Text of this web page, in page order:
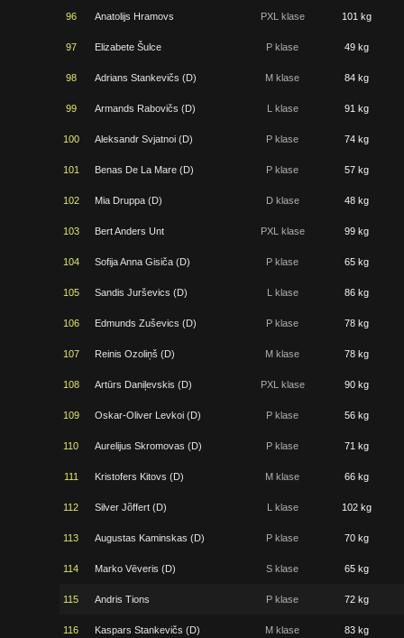
96 Anatolijs Hramovs PXL klase 101 kg
97 Elizabete Šulce P klase 49 kg
98 Adrians Stankevičs (D) M klase 84 kg
99 Armands Rabovičs (D) L klase 91 kg
100 Aleksandr Svjatnoi (D) P klase 74 kg
101 Benas De La Mare (D) P klase 57 kg
102 Mia Druppa (D) D klase 48 kg
103 Bert Anders Unt PXL klase 99 kg
104 Sofija Anna Gisiča (D) P klase 65 kg
105 Sandis Jurševics (D) L klase 86 kg
106 Edmunds Zuševics (D) P klase 78 kg
107 Reinis Ozoliņš (D) M klase 78 kg
108 Artūrs Daniļevskis (D) PXL klase 90 kg
109 Oskar-Oliver Levkoi (D) P klase 56 kg
110 Aurelijus Skromovas (D) P klase 71 kg
111 Kristofers Kitovs (D) M klase 66 kg
112 Silver Jõffert (D) L klase 102 kg
113 Augustas Kaminskas (D) P klase 70 kg
114 Marko Vēveris (D) S klase 65 kg
115 Andris Tions P klase 72 kg
116 Kaspars Stankevičs (D) M klase 83 kg